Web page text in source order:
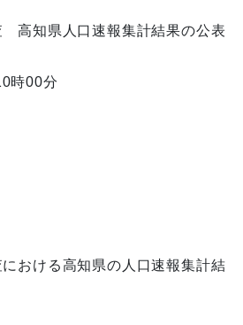
高知県人口速報集計結果の公表
時00分
おける高知県の人口速報集計結